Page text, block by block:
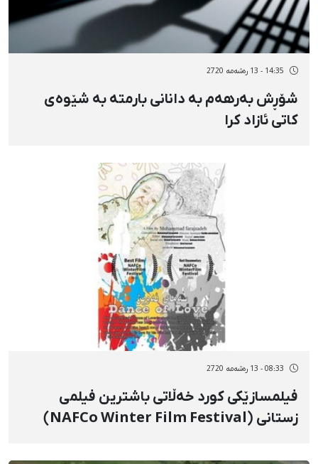
14:35 - 13 رەشەمه 2720
شۆڕش بەرهەم بە دانانی بارمتە بە شێوەی
کاتی ئازاد کرا
08:33 - 13 رەشەمه 2720
فیلمسازێکی کورد خەڵاتی باشترین فیلمی
زستانی (NAFCo Winter Film Festival)